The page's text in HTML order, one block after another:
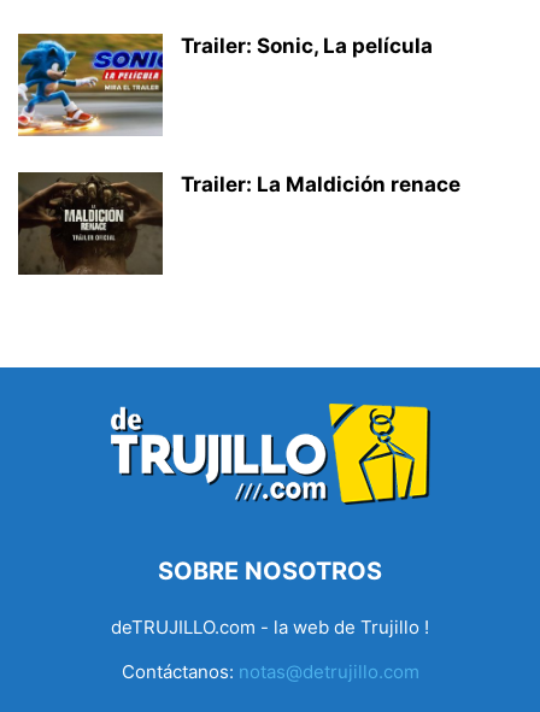
Trailer: Sonic, La película
Trailer: La Maldición renace
SOBRE NOSOTROS
deTRUJILLO.com - la web de Trujillo !
Contáctanos: notas@detrujillo.com